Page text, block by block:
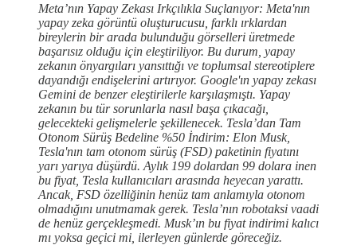
Meta’nın Yapay Zekası Irkçılıkla Suçlanıyor: Meta'nın
yapay zeka görüntü oluşturucusu, farklı ırklardan
bireylerin bir arada bulunduğu görselleri üretmede
başarısız olduğu için eleştiriliyor. Bu durum, yapay
zekanın önyargıları yansıttığı ve toplumsal stereotiplere
dayandığı endişelerini artırıyor. Google'ın yapay zekası
Gemini de benzer eleştirilerle karşılaşmıştı. Yapay
zekanın bu tür sorunlarla nasıl başa çıkacağı,
gelecekteki gelişmelerle şekillenecek. Tesla’dan Tam
Otonom Sürüş Bedeline %50 İndirim: Elon Musk,
Tesla'nın tam otonom sürüş (FSD) paketinin fiyatını
yarı yarıya düşürdü. Aylık 199 dolardan 99 dolara inen
bu fiyat, Tesla kullanıcıları arasında heyecan yarattı.
Ancak, FSD özelliğinin henüz tam anlamıyla otonom
olmadığını unutmamak gerek. Tesla’nın robotaksi vaadi
de henüz gerçekleşmedi. Musk’ın bu fiyat indirimi kalıcı
mı yoksa geçici mi, ilerleyen günlerde göreceğiz.